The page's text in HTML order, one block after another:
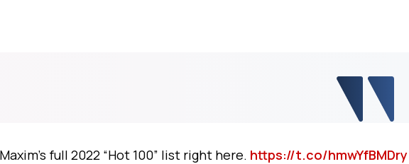
full 2022 “Hot 100” list right here. https://t.co/hmwYfBMDry